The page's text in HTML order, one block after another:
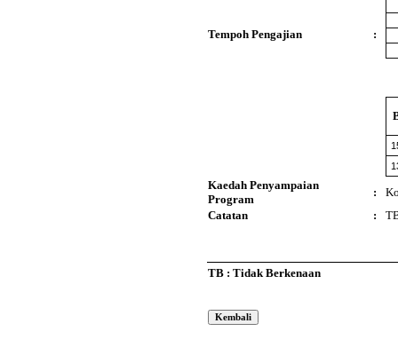
Tempoh Pengajian :
Kaedah Penyampaian
Program
:
Catatan
:
TB : Tidak Berkenaan